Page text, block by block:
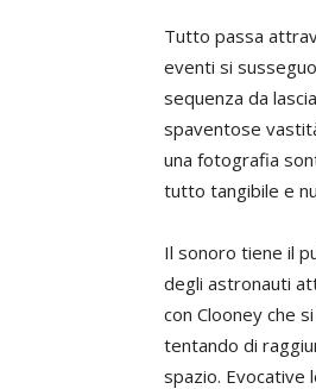
Tutto passa
eventi si
sequenza da
spaventose
una fotografia
tutto tangibile e
Il sonoro tiene il
degli astronauti
con Clooney che
tentando di
spazio. Evocative